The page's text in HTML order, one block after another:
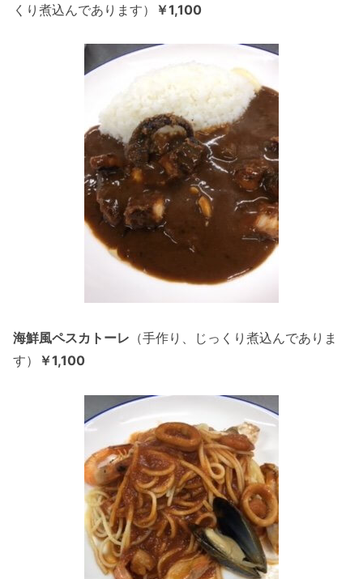
くり煮込んであります）
￥1,100
海鮮風ペスカトーレ （手作り、じっくり煮込んでありま
す）
￥1,100